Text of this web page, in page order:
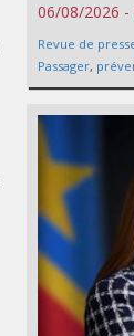
06/08/2026 -
Revue de
Passager,